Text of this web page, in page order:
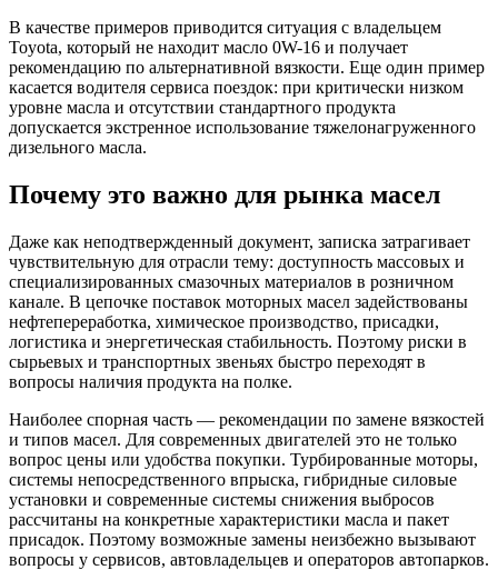
В качестве примеров приводится ситуация с владельцем
Toyota, который не находит масло 0W-16 и получает
рекомендацию по альтернативной вязкости. Еще один пример
касается водителя сервиса поездок: при критически низком
уровне масла и отсутствии стандартного продукта
допускается экстренное использование тяжелонагруженного
дизельного масла.
Почему это важно для рынка масел
Даже как неподтвержденный документ, записка затрагивает
чувствительную для отрасли тему: доступность массовых и
специализированных смазочных материалов в розничном
канале. В цепочке поставок моторных масел задействованы
нефтепереработка, химическое производство, присадки,
логистика и энергетическая стабильность. Поэтому риски в
сырьевых и транспортных звеньях быстро переходят в
вопросы наличия продукта на полке.
Наиболее спорная часть — рекомендации по замене вязкостей
и типов масел. Для современных двигателей это не только
вопрос цены или удобства покупки. Турбированные моторы,
системы непосредственного впрыска, гибридные силовые
установки и современные системы снижения выбросов
рассчитаны на конкретные характеристики масла и пакет
присадок. Поэтому возможные замены неизбежно вызывают
вопросы у сервисов, автовладельцев и операторов автопарков.